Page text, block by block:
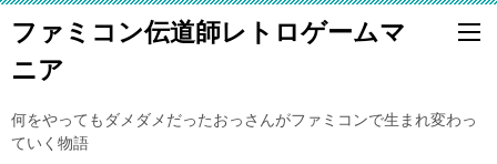
ファミコン伝道師レトロゲームマ
ニア
何をやってもダメダメだったおっさんがファミコンで生まれ変わっ
ていく物語